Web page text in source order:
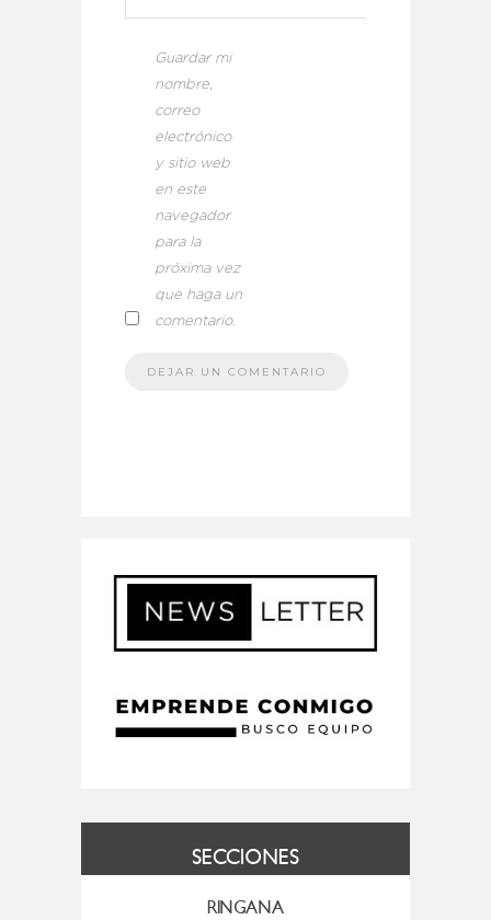
Guardar mi
nombre,
correo
electrónico
y sitio web
en este
navegador
para la
próxima vez
que haga un
comentario.
SECCIONES
RINGANA